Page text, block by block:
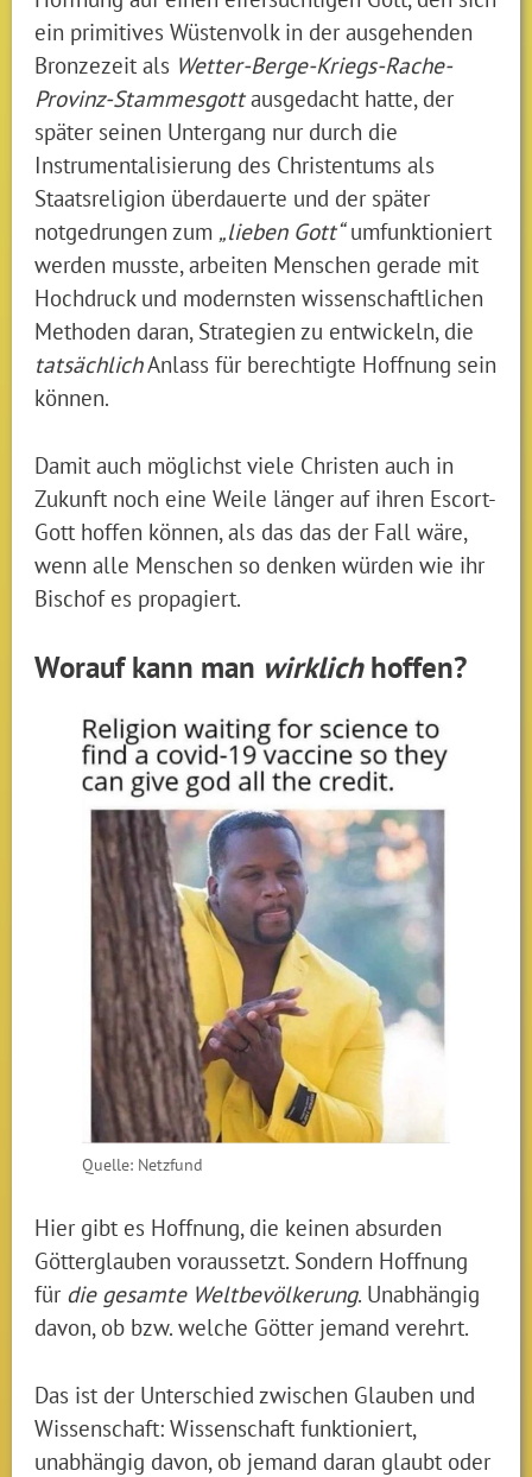
ein primitives Wüstenvolk in der ausgehenden
Bronzezeit als Wetter-Berge-Kriegs-Rache-
Provinz-Stammesgottausgedacht hatte, der
später seinen Untergang nur durch die
Instrumentalisierung des Christentums als
Staatsreligion überdauerte und der später
notgedrungen zum „lieben Gott“umfunktioniert
werden musste, arbeiten Menschen gerade mit
Hochdruck und modernsten wissenschaftlichen
Methoden daran, Strategien zu entwickeln, die
tatsächlichAnlass für berechtigte Hoffnung sein
können.
Damit auch möglichst viele Christen auch in
Zukunft noch eine Weile länger auf ihren Escort-
Gott hoffen können, als das das der Fall wäre,
wenn alle Menschen so denken würden wie ihr
Bischof es propagiert.
Worauf kann man wirklichhoffen?
Quelle: Netzfund
Hier gibt es Hoffnung, die keinen absurden
Götterglauben voraussetzt. Sondern Hoffnung
für die gesamte Weltbevölkerung. Unabhängig
davon, ob bzw. welche Götter jemand verehrt.
Das ist der Unterschied zwischen Glauben und
Wissenschaft: Wissenschaft funktioniert,
unabhängig davon, ob jemand daran glaubt oder